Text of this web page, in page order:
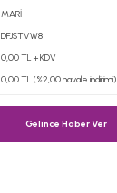
MARİ
DFJSTVW8
0,00 TL + KDV
0,00 TL (%2,00 havale indirimi)
Gelince Haber Ver